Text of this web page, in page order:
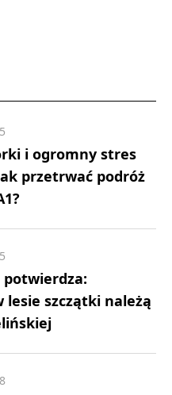
i ogromny stres
przetrwać podróż
lesie szczątki należą